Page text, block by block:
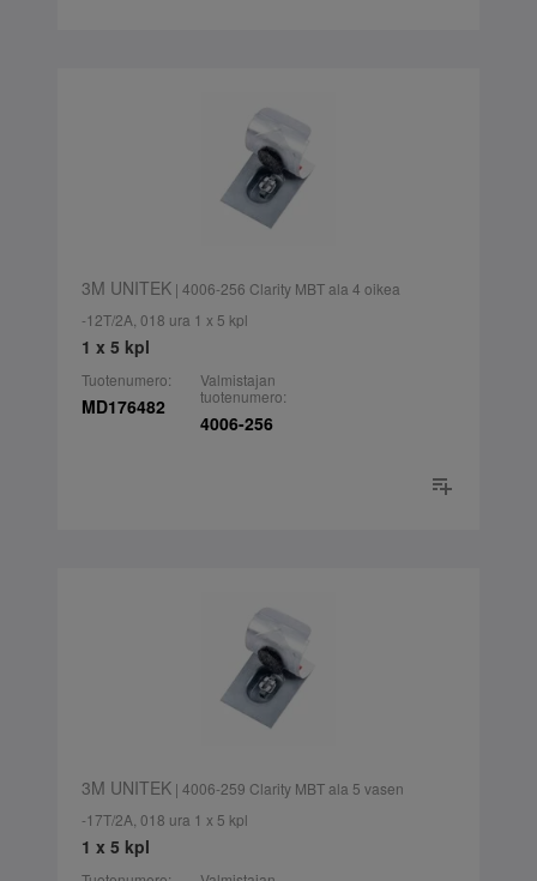
3M UNITEK| 4006-256 Clarity MBT ala 4 oikea
-12T/2A, 018 ura 1 x 5 kpl
1 x 5 kpl
Tuotenumero:
MD176482
Valmistajan
tuotenumero:
4006-256
3M UNITEK| 4006-259 Clarity MBT ala 5 vasen
-17T/2A, 018 ura 1 x 5 kpl
1 x 5 kpl